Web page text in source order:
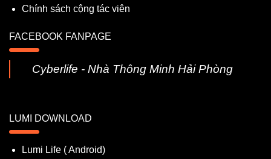
Chính sách cộng tác viên
FACEBOOK FANPAGE
Cyberlife - Nhà Thông Minh Hải Phòng
LUMI DOWNLOAD
Lumi Life ( Android)